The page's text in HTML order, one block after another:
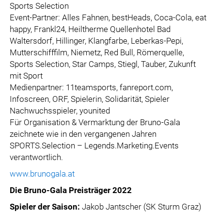
Sports Selection
Event-Partner: Alles Fahnen, bestHeads, Coca-Cola, eat
happy, Frankl24, Heiltherme Quellenhotel Bad
Waltersdorf, Hillinger, Klangfarbe, Leberkas-Pepi,
Mutterschifffilm, Niemetz, Red Bull, Römerquelle,
Sports Selection, Star Camps, Stiegl, Tauber, Zukunft
mit Sport
Medienpartner: 11teamsports, fanreport.com,
Infoscreen, ORF, Spielerin, Solidarität, Spieler
Nachwuchsspieler, younited
Für Organisation & Vermarktung der Bruno-Gala
zeichnete wie in den vergangenen Jahren
SPORTS.Selection – Legends.Marketing.Events
verantwortlich.
www.brunogala.at
Die Bruno-Gala Preisträger 2022
Spieler der Saison: Jakob Jantscher (SK Sturm Graz)